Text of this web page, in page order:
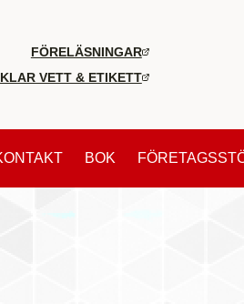
FÖRELÄSNINGAR
VETT & ETIKETT
BOK